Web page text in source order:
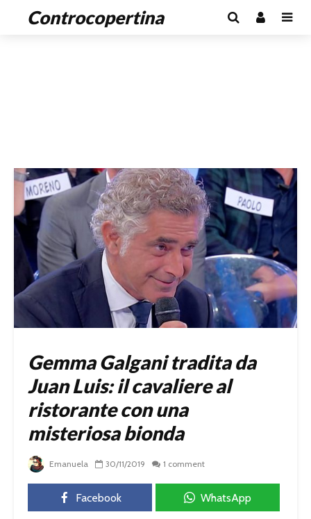
Controcopertina
Gemma Galgani tradita da
Juan Luis: il cavaliere al
ristorante con una
misteriosa bionda
Emanuela 30/11/2019 1 comment
Facebook WhatsApp